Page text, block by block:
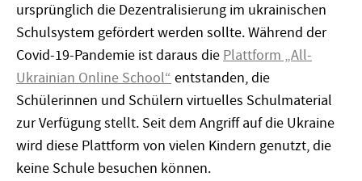
ursprünglich die Dezentralisierung im ukrainischen
Schulsystem gefördert werden sollte. Während der
Covid-19-Pandemie ist daraus die Plattform „All-
Ukrainian Online School“ entstanden, die
Schülerinnen und Schülern virtuelles Schulmaterial
zur Verfügung stellt. Seit dem Angriff auf die Ukraine
wird diese Plattform von vielen Kindern genutzt, die
keine Schule besuchen können.